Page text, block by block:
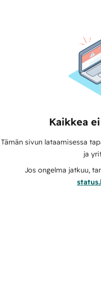
Kaikkea
Tämän sivun lataamisessa
ja
Jos ongelma jatkuu,